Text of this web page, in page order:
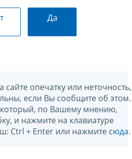
Да
сайте опечатку или неточность,
если Вы сообщите об этом.
который, по Вашему мнению,
и нажмите на клавиатуре
Ctrl + Enter или нажмите сюда.